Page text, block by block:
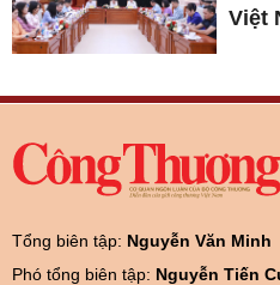
Việt
Tổng biên tập: Nguyễn Văn Minh
Phó tổng biên tập: Nguyễn Tiến